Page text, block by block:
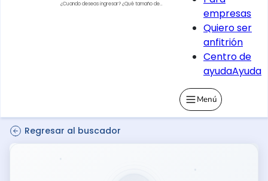
¿Cuando deseas ingresar?¿Qué tamaño de
empresas
Quiero ser
anfitrión
Centro de
ayudaAyuda
Menú
Regresar al buscador